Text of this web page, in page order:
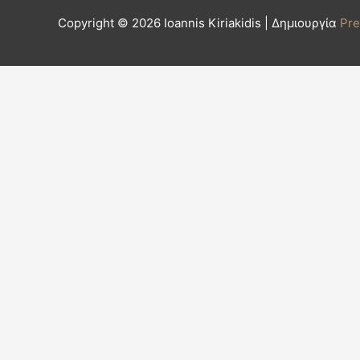
Copyright © 2026 Ioannis Kiriakidis | Δημιουργία